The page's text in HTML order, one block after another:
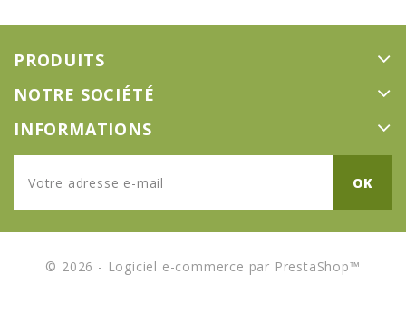
PRODUITS
NOTRE SOCIÉTÉ
INFORMATIONS
© 2026 - Logiciel e-commerce par PrestaShop™